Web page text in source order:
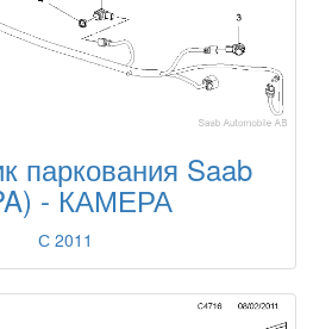
паркования Saab
- КАМЕРА
С 2011